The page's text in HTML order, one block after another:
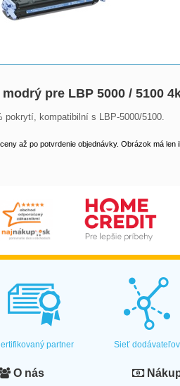
pre LBP 5000 / 5100
pokrytí, kompatibilní s LBP-5000/5100.
až po potvrdenie objednávky. Obrázok má len
partner Sieť dodávateľov
O nás